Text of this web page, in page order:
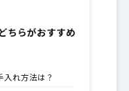
ちらがおすすめ
入れ方法は？